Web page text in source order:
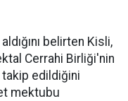
belirten Kisli,
Cerrahi Birliği'nin
edildiğini
mektubu